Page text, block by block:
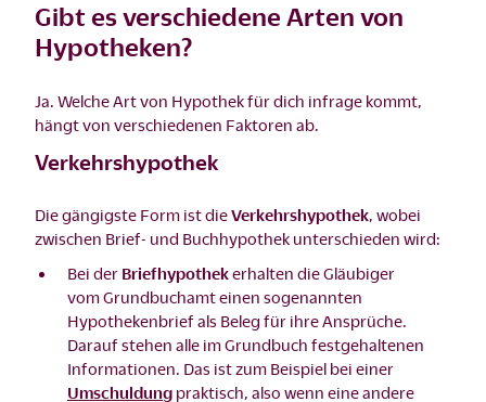
Gibt es verschiedene Arten von
Hypotheken?
Ja. Welche Art von Hypothek für dich infrage kommt,
hängt von verschiedenen Faktoren ab.
Verkehrshypothek
Die gängigste Form ist dieVerkehrshypothek , wobei
zwischen Brief- und Buchhypothek unterschieden wird:
Bei der Briefhypothekerhalten die Gläubiger
vom Grundbuchamt einen sogenannten
Hypothekenbrief als Beleg für ihre Ansprüche.
Darauf stehen alle im Grundbuch festgehaltenen
Informationen. Das ist zum Beispiel bei einer
Umschuldung praktisch, also wenn eine andere